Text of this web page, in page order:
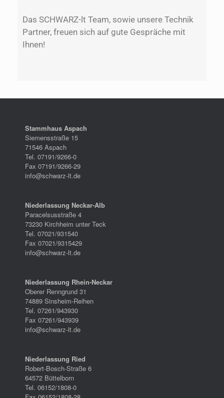
Das SCHWARZ-lt Team, sowie unsere Technik
Partner, freuen sich auf gute Gespräche mit
Ihnen!
Stammhaus Aspach
Siemensstraße 15
71546 Aspach
Tel. 07191/9266-0
Fax 07191/9266-29
info@schwarz-lt.de
Niederlassung Neckar-Alb
Paracelsusstraße 4
73230 Kirchheim unter Teck
Tel. 07021/931540
Fax 07021/9315429
info@schwarz-lt.de
Niederlassung Rhein-Neckar
Oberer Renngrund 31
74889 Sinsheim-Reihen
Tel. 07261/943930
Fax 07261/943939
info@schwarz-lt.de
Niederlassung Ried
Robert-Bosch-Straße 6
64572 Büttelborn
Tel. 06152/1808-0